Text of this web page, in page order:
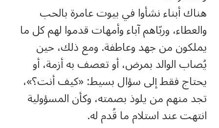
هناك أبناء نشأوا في بيوت عامرة بالحب
والعطاء، وربّاهم آباء وأمهات قدموا لهم كل ما
يملكون من جهد وعاطفة. ومع ذلك، حين
يُصاب الوالد بمرض، أو تعصف به أزمة، أو
يحتاج فقط إلى سؤال بسيط: «كيف أنت؟»،
تجد منهم من يلوذ بصمته، وكأن المسؤولية
انتهت عند استلام ما قُدم له.